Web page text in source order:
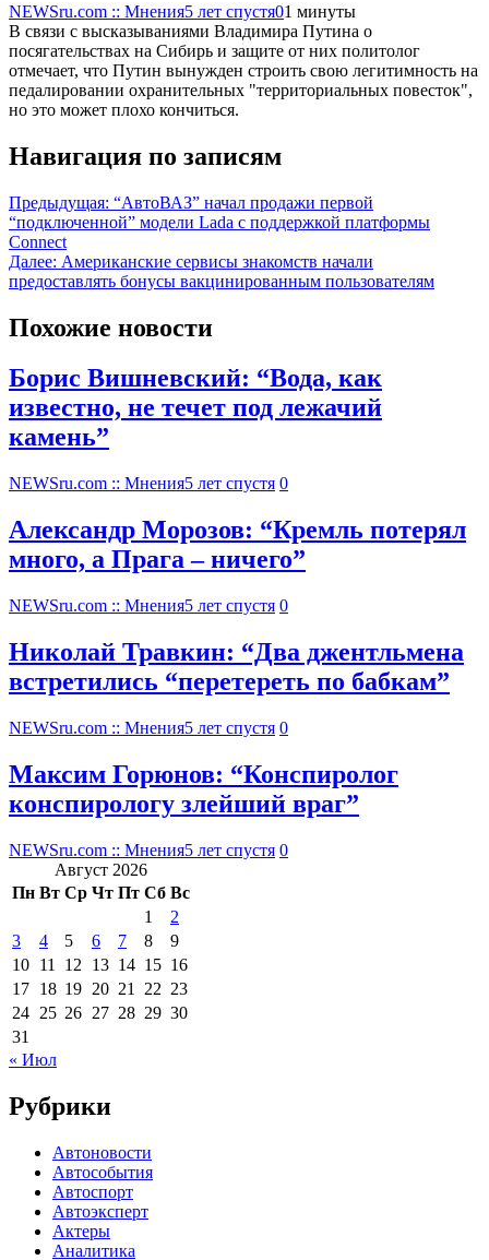
NEWSru.com :: Мнения5 лет спустя01 минуты
В связи с высказываниями Владимира Путина о
посягательствах на Сибирь и защите от них политолог
отмечает, что Путин вынужден строить свою легитимность на
педалировании охранительных "территориальных повесток",
но это может плохо кончиться.
Навигация по записям
Предыдущая: “АвтоВАЗ” начал продажи первой
“подключенной” модели Lada с поддержкой платформы
Connect
Далее: Американские сервисы знакомств начали
предоставлять бонусы вакцинированным пользователям
Похожие новости
Борис Вишневский: “Вода, как
известно, не течет под лежачий
камень”
NEWSru.com :: Мнения5 лет спустя 0
Александр Морозов: “Кремль потерял
много, а Прага – ничего”
NEWSru.com :: Мнения5 лет спустя 0
Николай Травкин: “Два джентльмена
встретились “перетереть по бабкам”
NEWSru.com :: Мнения5 лет спустя 0
Максим Горюнов: “Конспиролог
конспирологу злейший враг”
NEWSru.com :: Мнения5 лет спустя 0
Август 2026
Пн Вт Ср Чт Пт Сб Вс
1
2
3
4 5 6 7 8
9
10 11 12 13 14 15 16
17 18 19 20 21 22 23
24 25 26 27 28 29 30
31
« Июл
Рубрики
Автоновости
Автособытия
Автоспорт
Автоэксперт
Актеры
Аналитика